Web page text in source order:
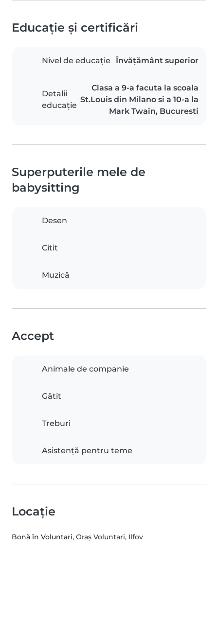
Educație și certificări
Nivel de educație Învățământ superior
Detalii
educație
Clasa a 9-a facuta la scoala
St.Louis din Milano si a 10-a la
Mark Twain, Bucuresti
Superputerile mele de
babysitting
Desen
Citit
Muzică
Accept
Animale de companie
Gătit
Treburi
Asistență pentru teme
Locație
Bonă în Voluntari, Oraș Voluntari, Ilfov